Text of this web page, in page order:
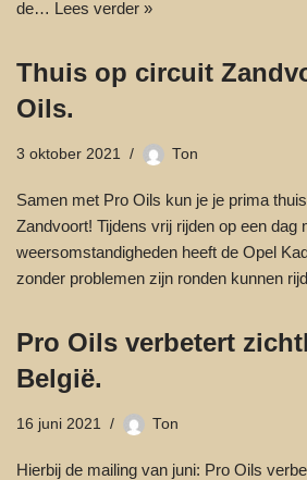
de… Lees verder »
Thuis op circuit
Oils.
3 oktober 2021 Ton
Samen met Pro Oils kun je je prima
Zandvoort! Tijdens vrij rijden op een dag
weersomstandigheden heeft de Opel
zonder problemen zijn ronden kunnen
Pro Oils verbetert
België.
16 juni 2021 Ton
Hierbij de mailing van juni: Pro Oils